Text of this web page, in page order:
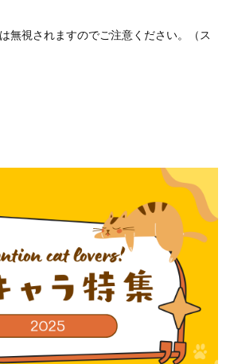
無視されますのでご注意ください。（ス